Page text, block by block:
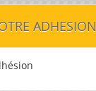
ADHESION